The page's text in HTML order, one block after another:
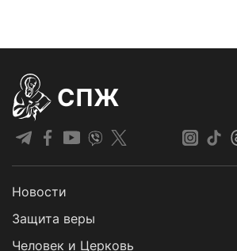
СПЖ
Новости
Защита веры
Человек и Церковь